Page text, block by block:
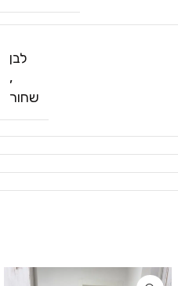
לבן
,
שחור